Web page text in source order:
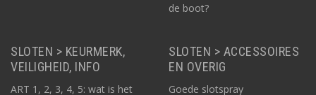
de boot?
SLOTEN > KEURMERK,
VEILIGHEID, INFO
ART 1, 2, 3, 4, 5: wat is het
SLOTEN > ACCESSOIRES
EN OVERIG
Goede slotspray